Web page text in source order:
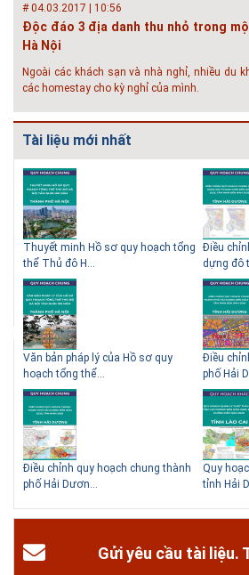
# 04.03.2017 | 10:56
Độc đáo 3 địa danh thu nhỏ trong
Hà Nội
Ngoài các khách sạn và nhà nghỉ, nhiều du
các homestay cho kỳ nghỉ của mình.
# 05.04.2025 | 17:16
Tuyển sinh 2025, Khoa kỹ thuật hạ
- Đại học Kiến trúc...
Thông tin tuyển sinh đại học 2025 Khoa kỹ
đô thị - Đại học Kiến trúc Hà Nội Tuyển sinh
gian đào tạo 4,5 năm
Tài liệu mới nhất
Thuyết minh Hồ sơ quy hoạch tổng
thể Thủ đô H...
Văn bản pháp lý của Hồ sơ quy
hoạch tổng thể...
Điều chỉnh quy hoạch chung thành
phố Hải Dươn...
Điều
dựng đô
Điều
phố Hải
Quy
tỉnh Hải
Gửi yêu cầu tài liệu.